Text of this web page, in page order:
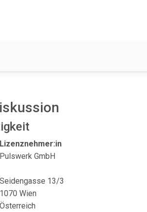
Lizenznehmer:in
Pulswerk GmbH
Seidengasse 13/3
1070 Wien
Österreich